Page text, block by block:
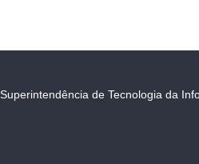
Superintendência de Tecnologia da